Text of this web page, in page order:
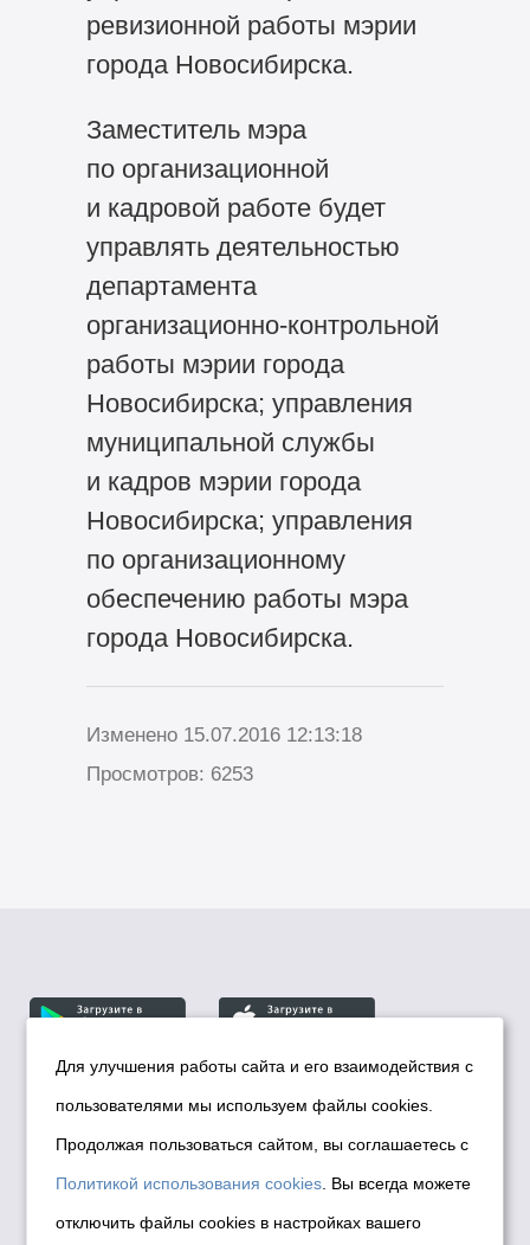
ревизионной работы мэрии
города Новосибирска.
Заместитель мэра
по организационной
и кадровой работе будет
управлять деятельностью
департамента
организационно-контрольной
работы мэрии города
Новосибирска; управления
муниципальной службы
и кадров мэрии города
Новосибирска; управления
по организационному
обеспечению работы мэра
города Новосибирска.
Изменено 15.07.2016 12:13:18
Просмотров: 6253
© Департамент информационной политики мэрии
города Новосибирска, 2026
Политика использования Cookies
Политика по обработке персональных
Для улучшения работы сайта и его взаимодействия с
пользователями мы используем файлы cookies.
Продолжая пользоваться сайтом, вы соглашаетесь с
Политикой использования cookies . Вы всегда можете
отключить файлы cookies в настройках вашего